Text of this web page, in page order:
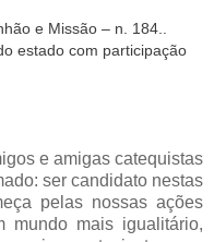
e Missão – n. 184..
estado com participação
e amigas catequistas
ser candidato nestas
pelas nossas ações
mundo mais igualitário,